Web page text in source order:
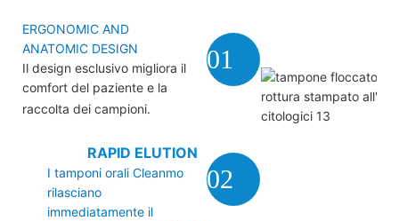
01
ERGONOMIC AND
ANATOMIC DESIGN
Il design esclusivo migliora il
comfort del paziente e la
raccolta dei campioni.
02
RAPID ELUTION
I tamponi orali Cleanmo
rilasciano
immediatamente il